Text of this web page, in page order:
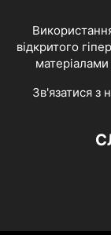
відкритого
Зв'язатися з